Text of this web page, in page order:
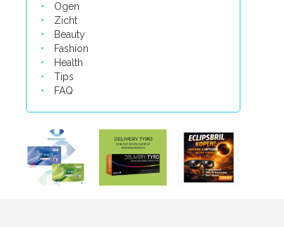
Ogen
Zicht
Beauty
Fashion
Health
Tips
FAQ